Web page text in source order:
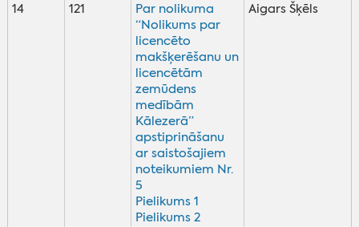
14 121
Par nolikuma
“Nolikums par
licencēto
makšķerēšanu un
licencētām
zemūdens
medībām
Kālezerā”
apstiprināšanu
ar saistošajiem
noteikumiem Nr.
5
Pielikums 1
Pielikums 2
Aigars Šķēls